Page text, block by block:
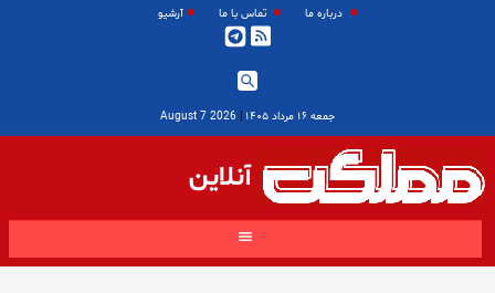
درباره ما تماس با ما آرشیو
جمعه ۱۶ مرداد ۱۴۰۵ |
2026 August 7
آنلاین